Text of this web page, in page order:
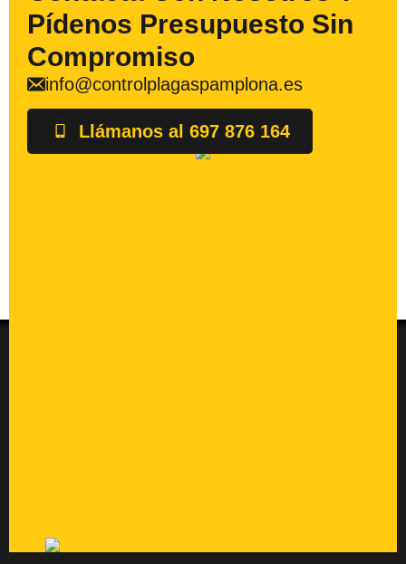
Pídenos Presupuesto Sin
Compromiso
info@controlplagaspamplona.es
Llámanos al 697 876 164